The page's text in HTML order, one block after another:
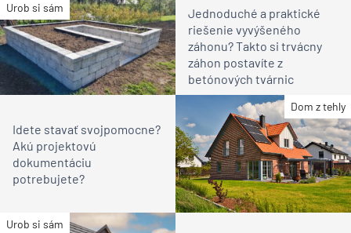
Urob si sám
Jednoduché a praktické
riešenie vyvýšeného
záhonu? Takto si trvácny
záhon postavíte z
betónových tvárnic
Dom z tehly
Idete stavať svojpomocne?
Akú projektovú
dokumentáciu
potrebujete?
Urob si sám